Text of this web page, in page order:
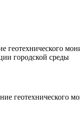
геотехнического
городской среды
геотехнического